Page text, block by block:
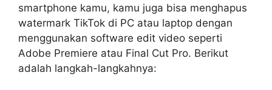
smartphone kamu, kamu juga bisa menghapus
watermark TikTok di PC atau laptop dengan
menggunakan software edit video seperti
Adobe Premiere atau Final Cut Pro. Berikut
adalah langkah-langkahnya: